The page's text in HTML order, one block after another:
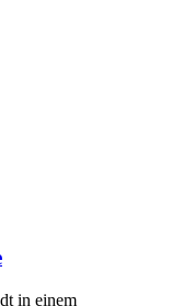
in einem